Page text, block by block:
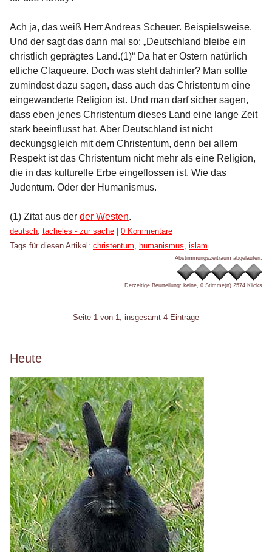
Ach ja, das weiß Herr Andreas Scheuer. Beispielsweise.
Und der sagt das dann mal so: „Deutschland bleibe ein
christlich geprägtes Land.(1)“ Da hat er Ostern natürlich
etliche Claqueure. Doch was steht dahinter? Man sollte
zumindest dazu sagen, dass auch das Christentum eine
eingewanderte Religion ist. Und man darf sicher sagen,
dass eben jenes Christentum dieses Land eine lange Zeit
stark beeinflusst hat. Aber Deutschland ist nicht
deckungsgleich mit dem Christentum, denn bei allem
Respekt ist das Christentum nicht mehr als eine Religion,
die in das kulturelle Erbe eingeflossen ist. Wie das
Judentum. Oder der Humanismus.
(1) Zitat aus der der Westen.
Kategorien:
deutsch, tacheles - zur sache
0 Kommentare
Tags für diesen Artikel: christentum, humanismus, islam
Abstimmungszeitraum abgelaufen.
Derzeitige Beurteilung: keine, 0 Stimme(n) 2574 Klicks
Seite 1 von 1, insgesamt 4 Einträge
Seitenleiste
Heute